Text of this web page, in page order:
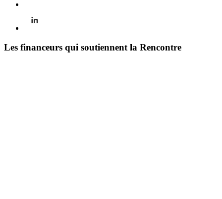
Les financeurs qui soutiennent la Rencontre